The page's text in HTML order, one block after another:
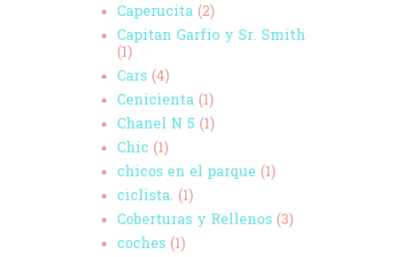
Caperucita (2)
Capitan Garfio y Sr. Smith
(1)
Cars (4)
Cenicienta (1)
Chanel N 5 (1)
Chic (1)
chicos en el parque (1)
ciclista. (1)
Coberturas y Rellenos (3)
coches (1)